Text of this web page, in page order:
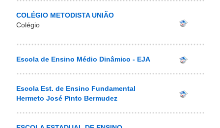
COLÉGIO METODISTA UNIÃO
Colégio
Escola de Ensino Médio Dinâmico - EJA
Escola Est. de Ensino Fundamental
Hermeto José Pinto Bermudez